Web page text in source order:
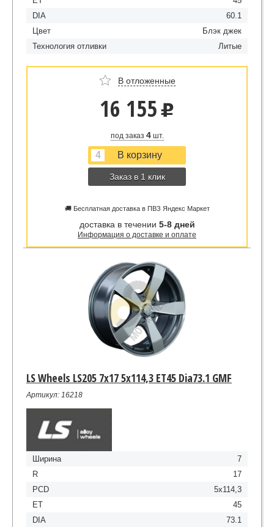
DIA
60.1
Цвет
Блэк джек
Технология отливки
Литые
В отложенные
16 155 u
под заказ 4шт.
Заказ в 1 клик
🚚 Бесплатная доставка в ПВЗ Яндекс Маркет
доставка в течении 5-8 дней
Информация о доставке и оплате
LS Wheels LS205 7x17 5x114,3 ET45 Dia73.1 GMF
Артикул: 16218
Ширина
7
R
17
PCD
5x114,3
ET
45
DIA
73.1